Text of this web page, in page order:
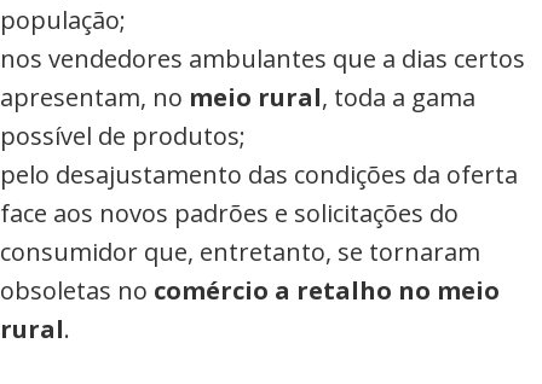
população;
nos vendedores ambulantes que a dias certos
apresentam, no meio rural, toda a gama
possível de produtos;
pelo desajustamento das condições da oferta
face aos novos padrões e solicitações do
consumidor que, entretanto, se tornaram
obsoletas no comércio a retalho no meio
rural.